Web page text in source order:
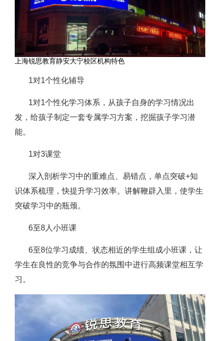
上海锐思教育静安大宁校区机构特色
1对1个性化辅导
1对1个性化学习体系，从孩子自身的学习情况出
发，给孩子制定一套专属学习方案，挖掘孩子学习潜
能。
1对3课堂
深入剖析学习中的重难点、易错点，单点突破+知
识体系梳理，快提升学习效率。讲解鞭辟入里，使学生
突破学习中的瓶颈。
6至8人小班课
6至8位学习成绩、状态相近的学生组成小班课，让
学生在良性的竞争与合作的氛围中进行高频课堂相互学
习。